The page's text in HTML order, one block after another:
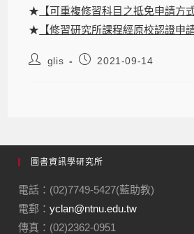
★ 【可重複修習科目之抵免申請方式
★ 【修習研究所課程經原校認證申請
glis 2021-09-14
圖書資訊學研究所
電話：(02)7749-5427(藍助教)
電郵：yclan@ntnu.edu.tw
傳真：(02)2362-0951